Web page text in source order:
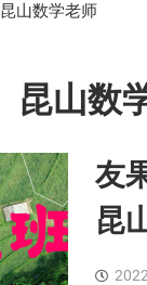
昆山数学老师
昆山数
友
昆